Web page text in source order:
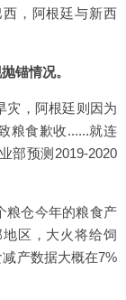
，阿根廷与新西
锚情况。
灾，阿根廷则因为
粮食歉收......就连
部预测2019-2020
粮仓今年的粮食产
区，大火将给饲
产数据大概在7%